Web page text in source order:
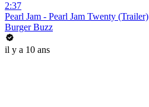
2:37
Pearl Jam - Pearl Jam Twenty (Trailer)
Burger Buzz
il y a 10 ans